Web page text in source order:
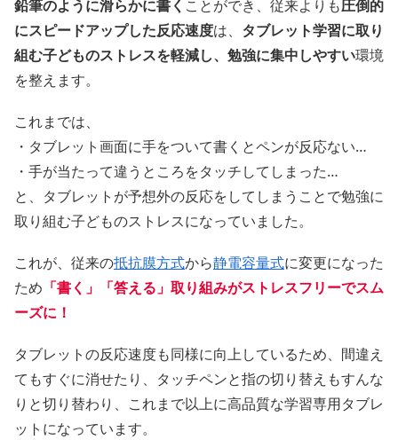
鉛筆のように滑らかに書く ことができ、従来よりも圧倒的
にスピードアップした反応速度は、 タブレット学習に取り
組む子どものストレスを軽減し、勉強に集中しやすい環境
を整えます。
これまでは、
・タブレット画面に手をついて書くとペンが反応ない…
・手が当たって違うところをタッチしてしまった…
と、タブレットが予想外の反応をしてしまうことで勉強に
取り組む子どものストレスになっていました。
これが、従来の抵抗膜方式から静電容量式に変更になった
ため 「書く」「答える」取り組みがストレスフリーでスム
ーズに！
タブレットの反応速度も同様に向上しているため、間違え
てもすぐに消せたり、タッチペンと指の切り替えもすんな
りと切り替わり、これまで以上に高品質な学習専用タブレ
ットになっています。